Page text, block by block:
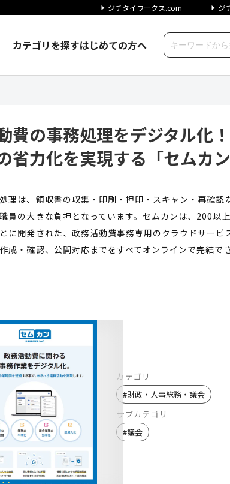
ジチタイワークス.com ジ
カテゴリを探すはじめての方へ
費の事務処理をデジタル化
省力化を実現する「セムカン
理は、領収書の収集・印刷・押印・スキャン・再確認
員の大きな負担となっています。セムカンは、200以
に開発された、政務活動費事務専用のクラウドサービ
成・確認、公開対応までをすべてオンラインで完結で
カテゴリ
#財政・人事総務・議会
サブカテゴリ
#議会